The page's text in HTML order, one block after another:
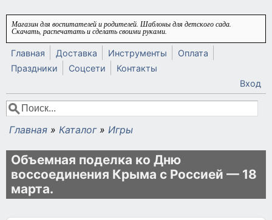
Перейти к основному содержанию
Магазин для воспитателей и родителей. Шаблоны для детского сада.
Скачать, распечатать и сделать своими руками.
Главная Доставка Инструменты
Оплата
Праздники
Соцсети
Контакты
Вход
Форма поиска
Поиск
Вы здесь
Главная » Каталог » Игры
Объемная поделка ко Дню
воссоединения Крыма с Россией — 18
марта.